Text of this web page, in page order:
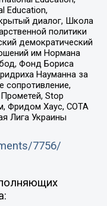
Education,
диалог, Школа
политики
демократический
им Нормана
Фонд Бориса
Науманна за
сопротивление,
Stop
Фридом Хаус, СОТА
Лига Украины
7756/